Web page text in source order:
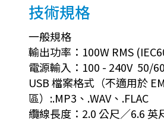
技術規格
一般規格
輸出功率：100W RMS
電源輸入：100 - 240V 50/
USB 檔案格式（不適用於
區）:.MP3、.WAV、.FLAC
纜線長度：2.0 公尺／6.6 英